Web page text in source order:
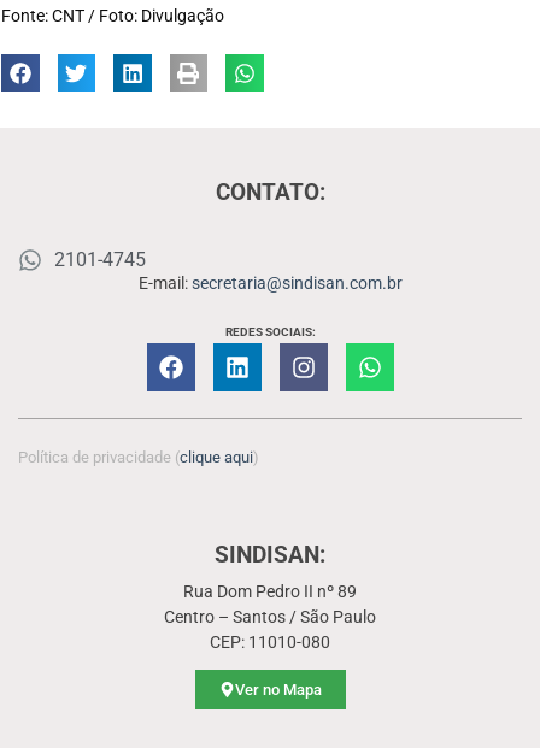
Fonte: CNT / Foto: Divulgação
CONTATO:
2101-4745
E-mail:secretaria@sindisan.com.br
REDES SOCIAIS:
Política de privacidade (clique aqui)
SINDISAN:
Rua Dom Pedro II nº 89
Centro – Santos / São Paulo
CEP: 11010-080
Ver no Mapa